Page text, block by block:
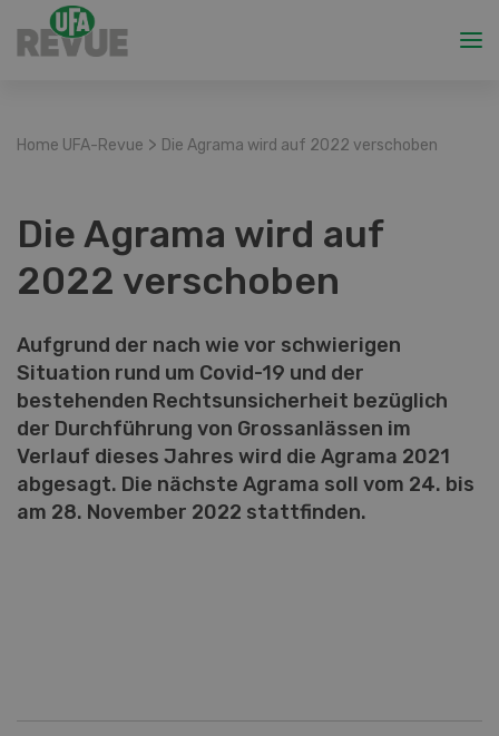
Home UFA-Revue > Die Agrama wird auf 2022 verschoben
Die Agrama wird auf
2022 verschoben
Aufgrund der nach wie vor schwierigen
Situation rund um Covid-19 und der
bestehenden Rechtsunsicherheit bezüglich
der Durchführung von Grossanlässen im
Verlauf dieses Jahres wird die Agrama 2021
abgesagt. Die nächste Agrama soll vom 24. bis
am 28. November 2022 stattfinden.